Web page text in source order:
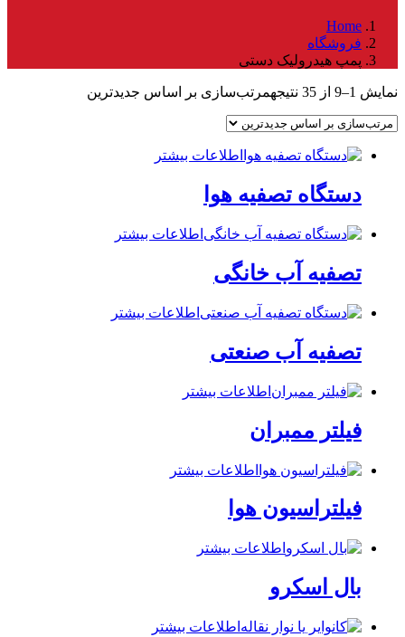
Home
فروشگاه
پمپ هیدرولیک دستی
نمایش 1–9 از 35 نتیجه مرتب‌سازی بر اساس جدیدترین
اطلاعات بیشتر
دستگاه تصفیه هوا
اطلاعات بیشتر
تصفیه آب خانگی
اطلاعات بیشتر
تصفیه آب صنعتی
اطلاعات بیشتر
فیلتر ممبران
اطلاعات بیشتر
فیلتراسیون هوا
اطلاعات بیشتر
بال اسکرو
اطلاعات بیشتر